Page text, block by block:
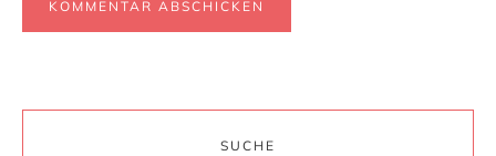
SUCHE